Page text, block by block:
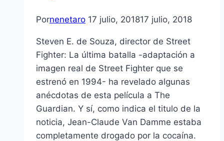
Pornenetaro 17 julio, 201817 julio, 2018
Steven E. de Souza, director de Street
Fighter: La última batalla -adaptación a
imagen real de Street Fighter que se
estrenó en 1994- ha revelado algunas
anécdotas de esta película a The
Guardian. Y sí, como indica el titulo de la
noticia, Jean-Claude Van Damme estaba
completamente drogado por la cocaína.